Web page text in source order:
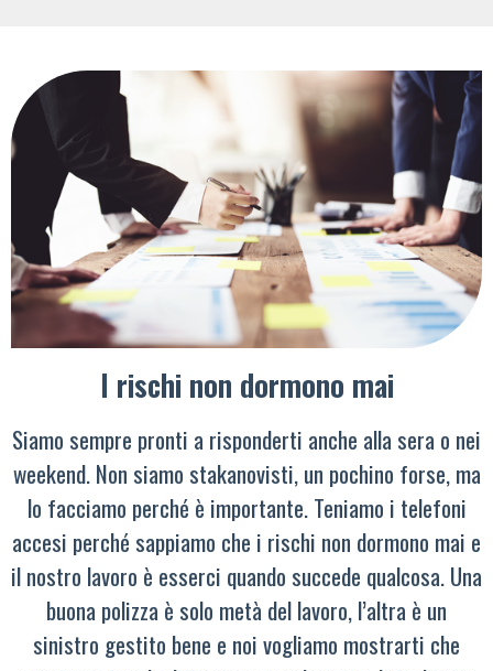
I rischi non dormono mai
Siamo sempre pronti a risponderti anche alla sera o nei
weekend. Non siamo stakanovisti, un pochino forse, ma
lo facciamo perché è importante. Teniamo i telefoni
accesi perché sappiamo che i rischi non dormono mai e
il nostro lavoro è esserci quando succede qualcosa. Una
buona polizza è solo metà del lavoro, l’altra è un
sinistro gestito bene e noi vogliamo mostrarti che